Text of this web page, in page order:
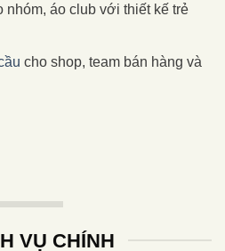
nhóm, áo club với thiết kế trẻ
cho shop, team bán hàng và
VỤ CHÍNH